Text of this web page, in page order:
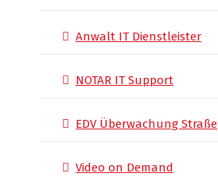
Anwalt IT Dienstleister
NOTAR IT Support
EDV Überwachung Straße
Video on Demand